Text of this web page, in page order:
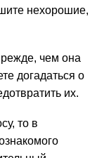
нехорошие,
чем она
догадаться о
их.
то в